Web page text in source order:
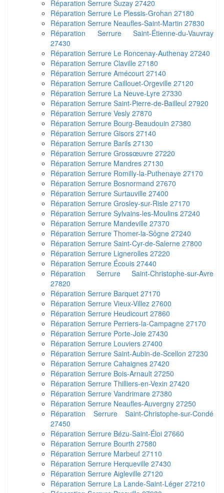
Réparation Serrure Suzay 27420
Réparation Serrure Le Plessis-Grohan 27180
Réparation Serrure Neaufles-Saint-Martin 27830
Réparation Serrure Saint-Étienne-du-Vauvray
27430
Réparation Serrure Le Roncenay-Authenay 27240
Réparation Serrure Claville 27180
Réparation Serrure Amécourt 27140
Réparation Serrure Caillouet-Orgeville 27120
Réparation Serrure La Neuve-Lyre 27330
Réparation Serrure Saint-Pierre-de-Bailleul 27920
Réparation Serrure Vesly 27870
Réparation Serrure Bourg-Beaudouin 27380
Réparation Serrure Gisors 27140
Réparation Serrure Barils 27130
Réparation Serrure Grossœuvre 27220
Réparation Serrure Mandres 27130
Réparation Serrure Romilly-la-Puthenaye 27170
Réparation Serrure Bosnormand 27670
Réparation Serrure Surtauville 27400
Réparation Serrure Grosley-sur-Risle 27170
Réparation Serrure Sylvains-les-Moulins 27240
Réparation Serrure Mandeville 27370
Réparation Serrure Thomer-la-Sôgne 27240
Réparation Serrure Saint-Cyr-de-Salerne 27800
Réparation Serrure Lignerolles 27220
Réparation Serrure Écouis 27440
Réparation Serrure Saint-Christophe-sur-Avre
27820
Réparation Serrure Barquet 27170
Réparation Serrure Vieux-Villez 27600
Réparation Serrure Heudicourt 27860
Réparation Serrure Perriers-la-Campagne 27170
Réparation Serrure Porte-Joie 27430
Réparation Serrure Louviers 27400
Réparation Serrure Saint-Aubin-de-Scellon 27230
Réparation Serrure Cahaignes 27420
Réparation Serrure Bois-Arnault 27250
Réparation Serrure Thilliers-en-Vexin 27420
Réparation Serrure Vandrimare 27380
Réparation Serrure Neaufles-Auvergny 27250
Réparation Serrure Saint-Christophe-sur-Condé
27450
Réparation Serrure Bézu-Saint-Éloi 27660
Réparation Serrure Bourth 27580
Réparation Serrure Marbeuf 27110
Réparation Serrure Herqueville 27430
Réparation Serrure Aigleville 27120
Réparation Serrure La Lande-Saint-Léger 27210